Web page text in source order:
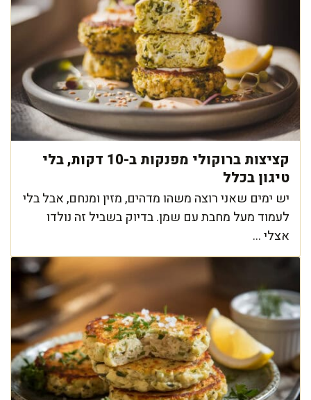
קציצות ברוקולי מפנקות ב-10 דקות, בלי
טיגון בכלל
יש ימים שאני רוצה משהו מדהים, מזין ומנחם, אבל בלי
לעמוד מעל מחבת עם שמן. בדיוק בשביל זה נולדו
אצלי ...